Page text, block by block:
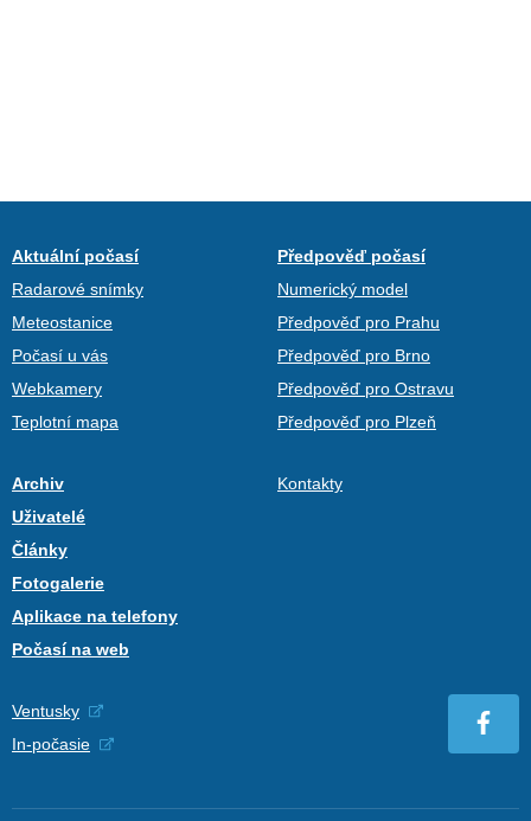
Aktuální počasí
Radarové snímky
Meteostanice
Počasí u vás
Webkamery
Teplotní mapa
Předpověď počasí
Numerický model
Předpověď pro Prahu
Předpověď pro Brno
Předpověď pro Ostravu
Předpověď pro Plzeň
Archiv
Uživatelé
Články
Fotogalerie
Aplikace na telefony
Počasí na web
Kontakty
Ventusky
In-počasie